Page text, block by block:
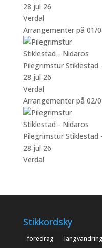
28 jul 26
Verdal
Arrangementer på 01/
Pilegrimstur Stiklestad
28 jul 26
Verdal
Arrangementer på 02/
Pilegrimstur Stiklestad
28 jul 26
Verdal
Stikkordsky
foredrag langvandring